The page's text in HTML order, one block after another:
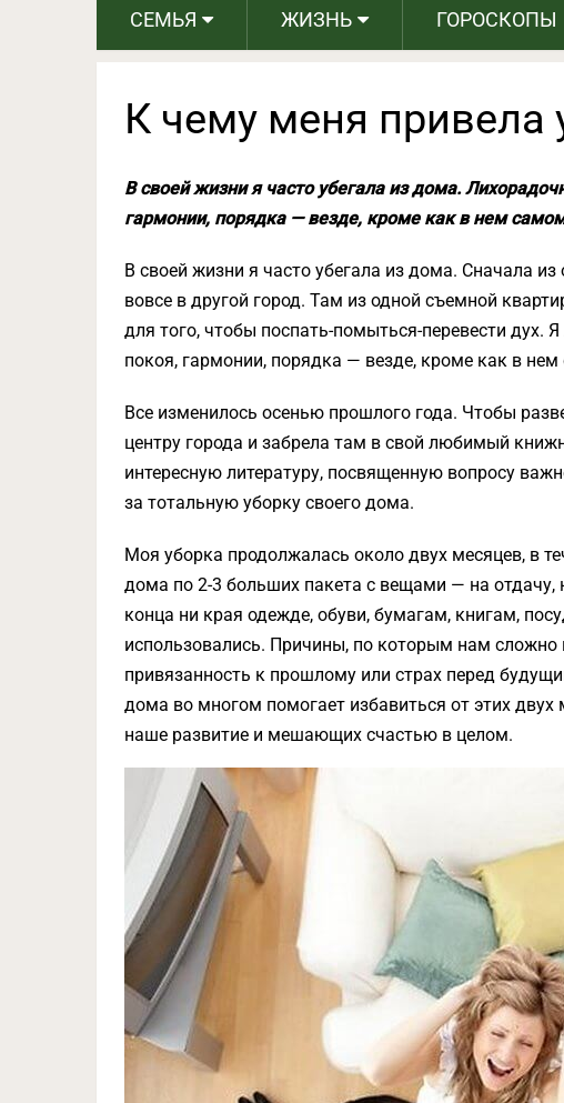
СЕМЬЯ ЖИЗНЬ ГОРОСКОПЫ
К чему меня привела
В своей жизни я часто убегала из дома.
гармонии, порядка — везде, кроме как в нем
В своей жизни я часто убегала из дома. Сначала
вовсе в другой город. Там из одной съемной
для того, чтобы поспать-помыться-перевести дух.
покоя, гармонии, порядка — везде, кроме как в
Все изменилось осенью прошлого года. Чтобы
центру города и забрела там в свой любимый
интересную литературу, посвященную вопросу
за тотальную уборку своего дома.
Моя уборка продолжалась около двух месяцев, в
дома по 2-3 больших пакета с вещами — на отдачу,
конца ни края одежде, обуви, бумагам, книгам,
использовались. Причины, по которым нам сложно
привязанность к прошлому или страх перед
дома во многом помогает избавиться от этих
наше развитие и мешающих счастью в целом.